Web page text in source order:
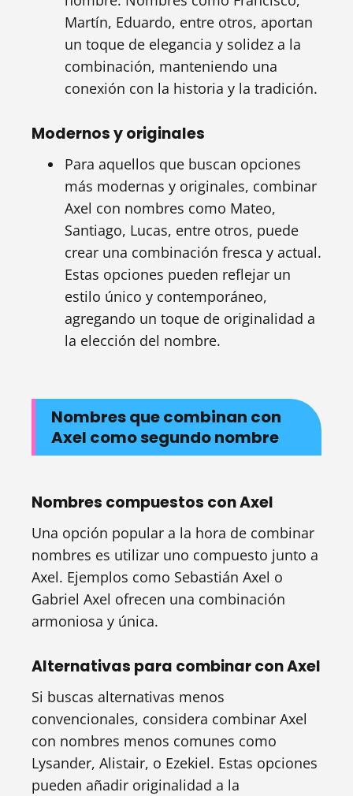
Martín, Eduardo, entre otros, aportan
un toque de elegancia y solidez a la
combinación, manteniendo una
conexión con la historia y la tradición.
Modernos y originales
Para aquellos que buscan opciones
más modernas y originales, combinar
Axel con nombres como Mateo,
Santiago, Lucas, entre otros, puede
crear una combinación fresca y actual.
Estas opciones pueden reflejar un
estilo único y contemporáneo,
agregando un toque de originalidad a
la elección del nombre.
Nombres que combinan con
Axel como segundo nombre
Nombres compuestos con Axel
Una opción popular a la hora de combinar
nombres es utilizar uno compuesto junto a
Axel. Ejemplos como Sebastián Axel o
Gabriel Axel ofrecen una combinación
armoniosa y única.
Alternativas para combinar con Axel
Si buscas alternativas menos
convencionales, considera combinar Axel
con nombres menos comunes como
Lysander, Alistair, o Ezekiel. Estas opciones
pueden añadir originalidad a la